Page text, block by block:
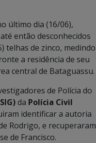
último dia (16/06),
então desconhecidos
telhas de zinco, medindo
a residência de seu
central de Bataguassu.
de Polícia do
da Polícia Civil
identificar a autoria
Rodrigo, e recuperaram
de Francisco.